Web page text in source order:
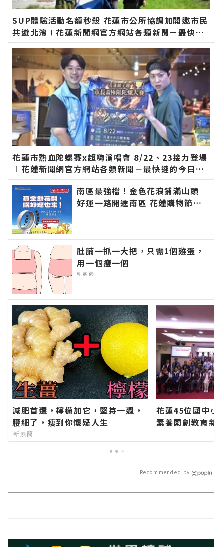
SUP體驗活動名額秒殺 花蓮市公所協調加開邀市民
共遊北濱∣花蓮新聞網官方網站各類新聞－最快速
的今日新聞報導 最新的在地資訊！
花蓮市熱血陀螺賽x超嗨演唱會 8/22、23接力登場
∣花蓮新聞網官方網站各類新聞－最快速的今日新
聞報導 最新的在地資訊！
南區最強檔！金色花浪鋪滿山頭
好運一路開進南區 花蓮購物節攜
新聞－最快速的今日新聞報導 最
新的在地資訊！
肚腩一抓一大把，只需1個雞蛋，
用一個瘦一個
新素簡
減肥首選，檸檬加它，堅持一週，
腰細了，瘦到你懷疑人生
新素簡
花蓮45位國中
素養開創教育
聞報導 最新的
Recommended by